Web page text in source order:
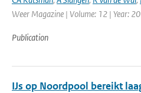
Weer Magazine | Volume: 12 | Year:
Publication
IJs op Noordpool bereikt